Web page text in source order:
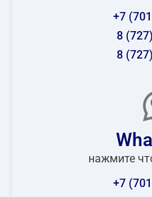
+7
8
8
нажмите
+7